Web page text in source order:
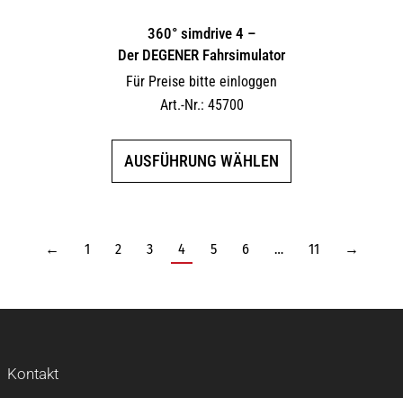
360° simdrive 4 –
Der DEGENER Fahrsimulator
Für Preise bitte einloggen
Art.-Nr.: 45700
AUSFÜHRUNG WÄHLEN
Varianten
Optionen
← 1 2 3 4 5 6 … 11 →
Kontakt